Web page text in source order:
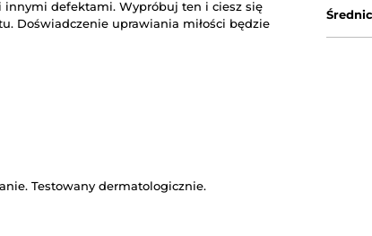
defektami. Wypróbuj ten i ciesz się
Doświadczenie uprawiania miłości będzie
Testowany dermatologicznie.